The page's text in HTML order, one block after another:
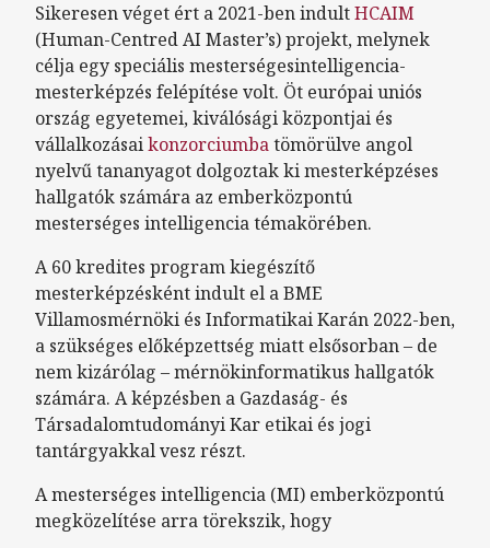
Sikeresen véget ért a 2021-ben indultHCAIM
(Human-Centred AI Master’s) projekt, melynek
célja egy speciális mesterségesintelligencia-
mesterképzés felépítése volt. Öt európai uniós
ország egyetemei, kiválósági központjai és
vállalkozásaikonzorciumbatömörülve angol
nyelvű tananyagot dolgoztak ki mesterképzéses
hallgatók számára az emberközpontú
mesterséges intelligencia témakörében.
A 60 kredites program kiegészítő
mesterképzésként indult el a BME
Villamosmérnöki és Informatikai Karán 2022-ben,
a szükséges előképzettség miatt elsősorban – de
nem kizárólag – mérnökinformatikus hallgatók
számára. A képzésben a Gazdaság- és
Társadalomtudományi Kar etikai és jogi
tantárgyakkal vesz részt.
A mesterséges intelligencia (MI) emberközpontú
megközelítése arra törekszik, hogy